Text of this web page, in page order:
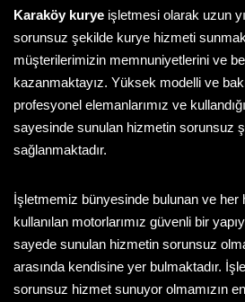
Karaköy kurye işletmesi olarak uzun
sorunsuz şekilde kurye hizmeti
müşterilerimizin memnuniyetlerini ve
kazanmaktayız. Yüksek modelli ve
profesyonel elemanlarımız ve
sayesinde sunulan hizmetin sorunsuz
sağlanmaktadır.
İşletmemiz bünyesinde bulunan ve her
kullanılan motorlarımız güvenli bir
sayede sunulan hizmetin sorunsuz
arasında kendisine yer bulmaktadır.
sorunsuz hizmet sunuyor olmamızın